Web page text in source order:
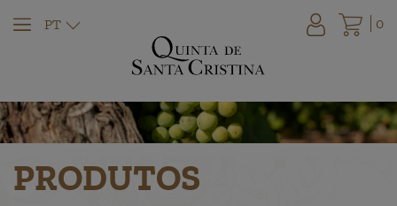
PT 0
PRODUTOS